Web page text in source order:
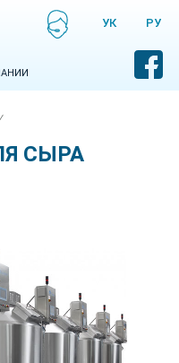
УКРАЇНСЬКА
⁄
СЫРА